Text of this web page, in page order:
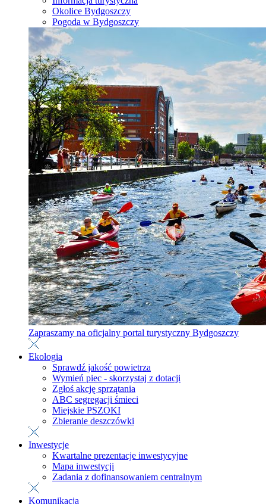
Okolice Bydgoszczy
Pogoda w Bydgoszczy
Zapraszamy na oficjalny portal turystyczny Bydgoszczy
Ekologia
Sprawdź jakość powietrza
Wymień piec - skorzystaj z dotacji
Zgłoś akcję sprzątania
ABC segregacji śmieci
Miejskie PSZOKI
Zbieranie deszczówki
Inwestycje
Kwartalne prezentacje inwestycyjne
Mapa inwestycji
Zadania z dofinansowaniem centralnym
Komunikacja